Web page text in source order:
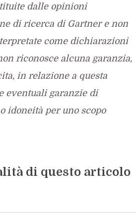
dalle opinioni
di ricerca di Gartner e non
come dichiarazioni
riconosce alcuna garanzia,
in relazione a questa
eventuali garanzie di
idoneità per uno scopo
di questo articolo